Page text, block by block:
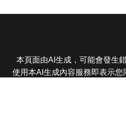
本頁面由AI生成，可能會發生
使用本AI生成內容服務即表示